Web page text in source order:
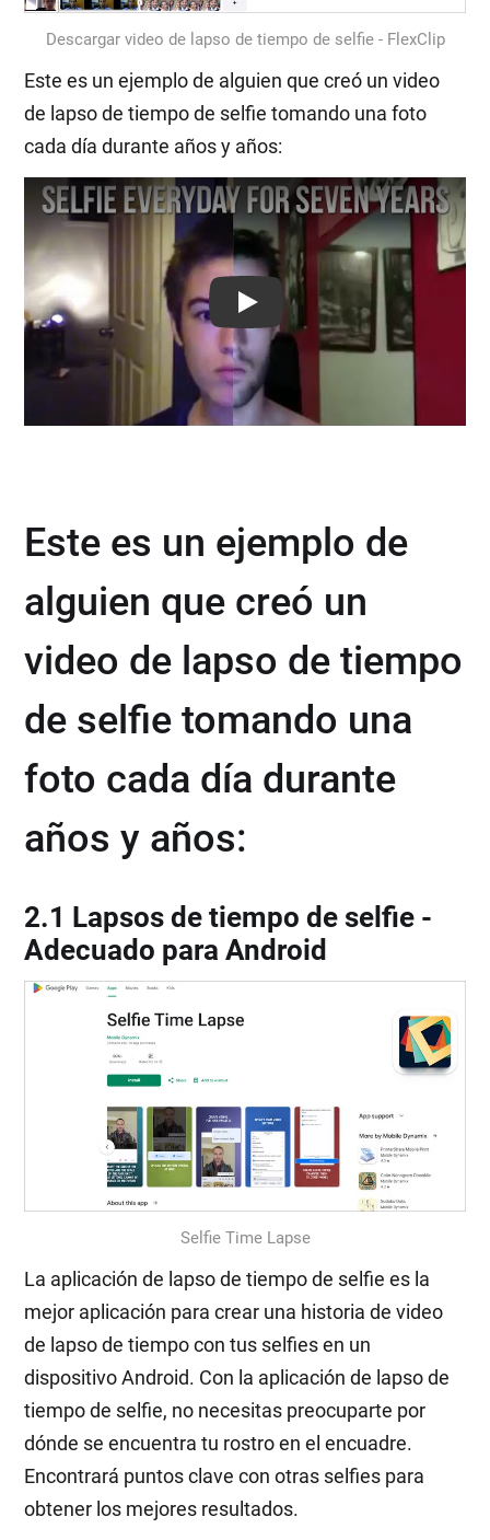
Descargar video de lapso de tiempo de selfie - FlexClip
Este es un ejemplo de alguien que creó un video
de lapso de tiempo de selfie tomando una foto
cada día durante años y años:
Play: Keynote (Google I/O '18)
Este es un ejemplo de
alguien que creó un
video de lapso de tiempo
de selfie tomando una
foto cada día durante
años y años:
2.1 Lapsos de tiempo de selfie -
Adecuado para Android
Selfie Time Lapse
La aplicación de lapso de tiempo de selfie es la
mejor aplicación para crear una historia de video
de lapso de tiempo con tus selfies en un
dispositivo Android. Con la aplicación de lapso de
tiempo de selfie, no necesitas preocuparte por
dónde se encuentra tu rostro en el encuadre.
Encontrará puntos clave con otras selfies para
obtener los mejores resultados.